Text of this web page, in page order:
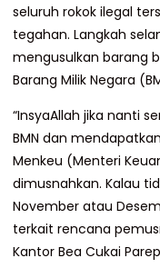
seluruh rokok ilegal
tegahan. Langkah
mengusulkan barang
Barang Milik Negara
“InsyaAllah jika nanti
BMN dan
Menkeu (Menteri
dimusnahkan. Kalau
November atau
terkait rencana
Kantor Bea Cukai